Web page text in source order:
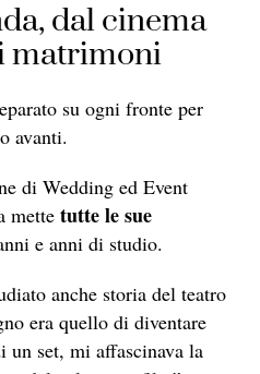
dal cinema
matrimoni
su ogni fronte per
avanti.
di Wedding ed Event
mette tutte le sue
e anni di studio.
anche storia del teatro
era quello di diventare
un set, mi affascinava la